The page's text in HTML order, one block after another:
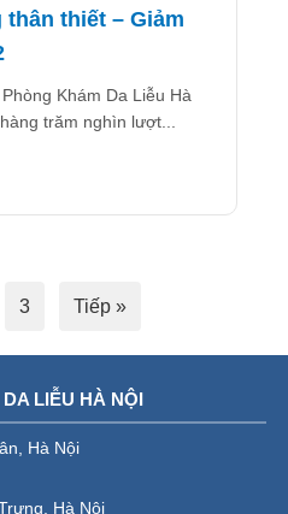
thân thiết – Giảm
Khám Da Liễu Hà
trăm nghìn lượt...
3 Tiếp »
LIỄU HÀ NỘI
Hà Nội
Hà Nội